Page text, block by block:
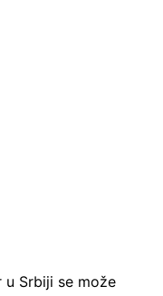
u Srbiji se može